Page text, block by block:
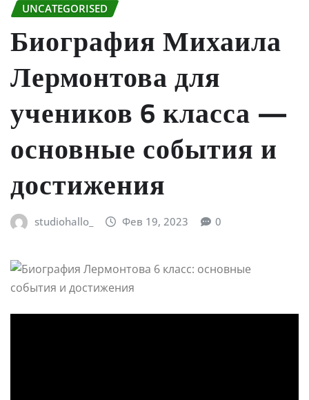
UNCATEGORISED
Биография Михаила
Лермонтова для
учеников 6 класса —
основные события и
достижения
studiohallo_ Фев 19, 2023 0